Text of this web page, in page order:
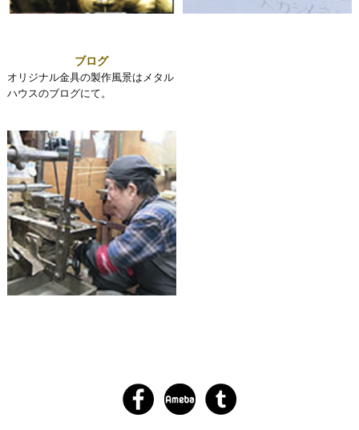
ブログ
オリジナル金具の製作風景はメタル
ハウスのブログにて。